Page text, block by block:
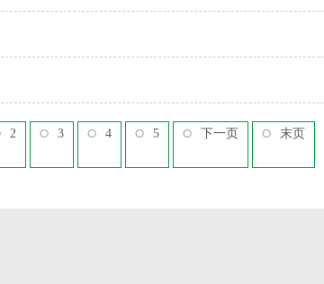
2 3 4 5 下一页 末页